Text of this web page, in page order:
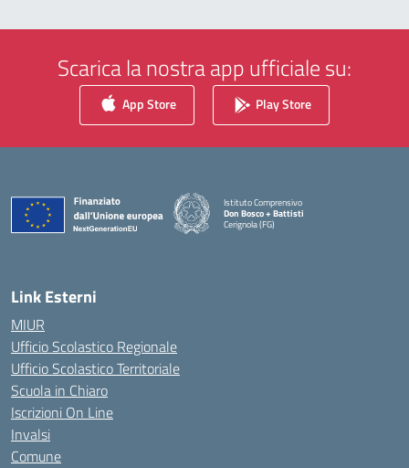
Scarica la nostra app ufficiale su:
App Store Play Store
Istituto Comprensivo
Don Bosco + Battisti
Cerignola (FG)
— Visita la pagina iniziale della scuola
Link Esterni
MIUR
Ufficio Scolastico Regionale
Ufficio Scolastico Territoriale
Scuola in Chiaro
Iscrizioni On Line
Invalsi
Comune